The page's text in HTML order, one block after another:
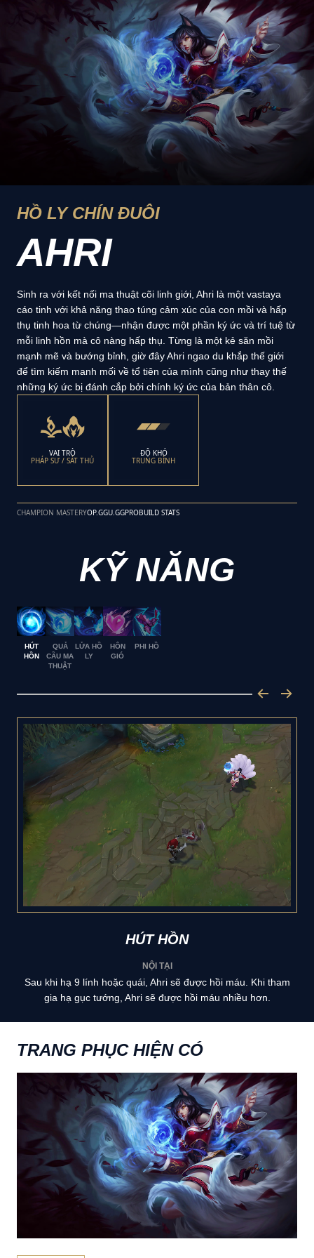
HỒ LY CHÍN ĐUÔI
AHRI
Sinh ra với kết nối ma thuật cõi linh giới, Ahri là một vastaya
cáo tinh với khả năng thao túng cảm xúc của con mồi và hấp
thụ tinh hoa từ chúng—nhận được một phần ký ức và trí tuệ từ
mỗi linh hồn mà cô nàng hấp thụ. Từng là một kẻ săn mồi
mạnh mẽ và bướng bỉnh, giờ đây Ahri ngao du khắp thế giới
để tìm kiếm manh mối về tổ tiên của mình cũng như thay thế
những ký ức bị đánh cắp bởi chính ký ức của bản thân cô.
VAI TRÒ
PHÁP SƯ / SÁT THỦ
ĐỘ KHÓ
TRUNG BÌNH
CHAMPION MASTERYOP.GGU.GGPROBUILD STATS
KỸ NĂNG
HÚT
HỒN
QUẢ
CẦU MA
THUẬT
LỬA HỒ
LY
HÔN
GIÓ
PHI HỒ
HÚT HỒN
NỘI TẠI
Sau khi hạ 9 lính hoặc quái, Ahri sẽ được hồi máu. Khi tham
gia hạ gục tướng, Ahri sẽ được hồi máu nhiều hơn.
TRANG PHỤC HIỆN CÓ